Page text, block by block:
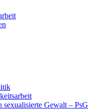
sexualisierte Gewalt – PsG